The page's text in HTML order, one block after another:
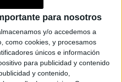
para nosotros
y/o accedemos a
como cookies, y procesamos
únicos e información
para publicidad y contenido
y contenido,
QUÉ YA NO
SABEMOS QUÉ ES
REAL EN REDES
podría reducir sus